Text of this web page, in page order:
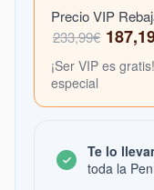
Precio VIP
233,99€
¡Ser VIP es
especial
Te lo
toda la